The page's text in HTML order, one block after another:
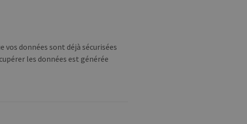
vos données sont déjà sécurisées
les données est générée